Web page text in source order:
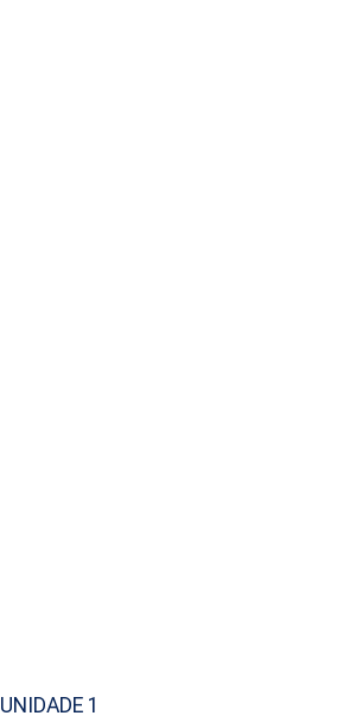
UNIDADE 1